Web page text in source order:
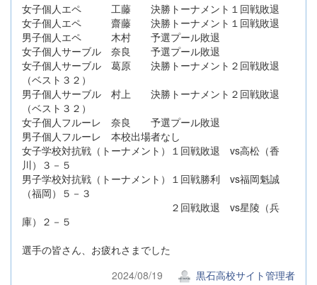
女子個人エペ 工藤 決勝トーナメント１回戦敗退
女子個人エペ 齋藤 決勝トーナメント１回戦敗退
男子個人エペ 木村 予選プール敗退
女子個人サーブル 奈良 予選プール敗退
女子個人サーブル 葛原 決勝トーナメント２回戦敗退
（ベスト３２）
男子個人サーブル 村上 決勝トーナメント２回戦敗退
（ベスト３２）
女子個人フルーレ 奈良 予選プール敗退
男子個人フルーレ 本校出場者なし
女子学校対抗戦（トーナメント）１回戦敗退 vs高松（香
川）３－５
男子学校対抗戦（トーナメント）１回戦勝利 vs福岡魁誠
（福岡）５－３
２回戦敗退 vs星陵（兵
庫）２－５
選手の皆さん、お疲れさまでした
2024/08/19
黒石高校サイト管理者